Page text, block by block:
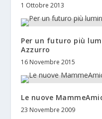
1 Ottobre 2013
Per un futuro più
Azzurro
16 Novembre 2015
Le nuove
23 Novembre 2009